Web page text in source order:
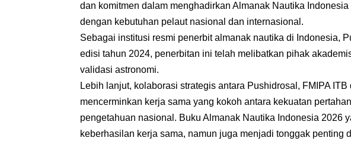
dan komitmen dalam menghadirkan Almanak Nautika
dengan kebutuhan pelaut nasional dan internasional.
Sebagai institusi resmi penerbit almanak nautika di Indonesia,
edisi tahun 2024, penerbitan ini telah melibatkan pihak
validasi astronomi.
Lebih lanjut, kolaborasi strategis antara Pushidrosal, FMIPA
mencerminkan kerja sama yang kokoh antara kekuatan
pengetahuan nasional. Buku Almanak Nautika Indonesia 2026
keberhasilan kerja sama, namun juga menjadi tonggak penting